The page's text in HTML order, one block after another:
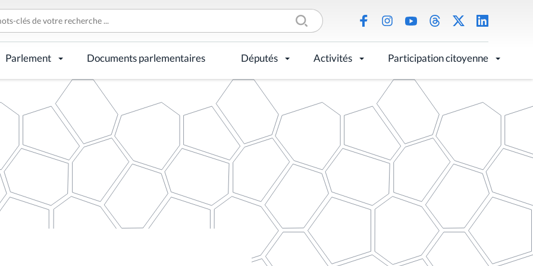
Parlement Documents parlementaires Députés Activités Participation citoyenne